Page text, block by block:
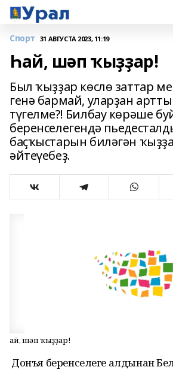
Спорт 31 АВГУСТА 2023, 11:19
Һай, шәп ҡыҙҙар!
Был ҡыҙҙар көслө заттар
генә бармай, уларҙан
түгелме?! Билбау көрәше
беренселегендә
баҫҡыстарын биләгән
әйтеүебеҙ.
Һай, шәп ҡыҙҙар!
Ә Донъя беренселеге алдынан